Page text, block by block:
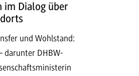
im Dialog über
und Wohlstand:
darunter DHBW-